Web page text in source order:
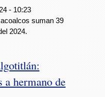
- 10:23
suman 39
2024.
a hermano de